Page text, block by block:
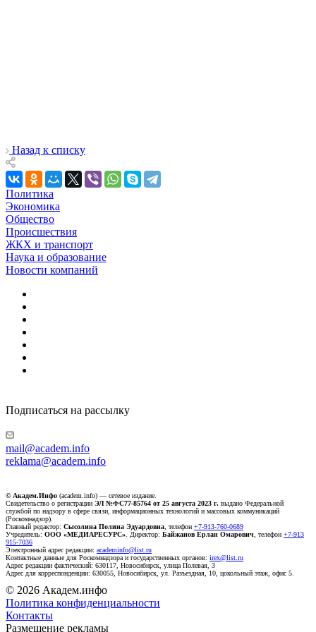
Назад к списку
Политика
Экономика
Общество
Происшествия
ЖКХ и транспорт
Наука и образование
Новости компаний
Подписаться на рассылку
mail@academ.info
reklama@academ.info
© Академ.Инфо (academ.info) — сетевое издание.
Свидетельство о регистрации ЭЛ №ФС77-85764 от 25 августа 2023 г. выдано Федеральной
службой по надзору в сфере связи, информационных технологий и массовых коммуникаций
(Роскомнадзор).
Главный редактор: Сысолина Полина Эдуардовна, телефон +7-913-760-0689
Учредитель: ООО «МЕДИАРЕСУРС». Директор: Байжанов Ерлан Омарович, телефон +7-913
915-7036
Электронный адрес редакции: academinfo@list.ru
Контактные данные для Роскомнадзора и государственных органов: irex@list.ru
Адрес редакции фактический: 630117, Новосибирск, улица Полевая, 3
Адрес для корреспонденции: 630055, Новосибирск, ул. Разъездная, 10, цокольный этаж, офис 5.
© 2026 Академ.инфо
Политика конфиденциальности
Контакты
Размещение рекламы